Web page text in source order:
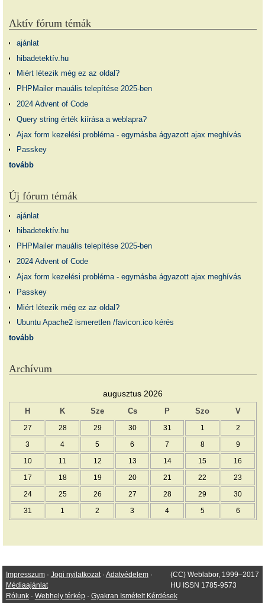
Aktív fórum témák
ajánlat
hibadetektív.hu
Miért létezik még ez az oldal?
PHPMailer mauális telepítése 2025-ben
2024 Advent of Code
Query string érték kiírása a weblapra?
Ajax form kezelési probléma - egymásba ágyazott ajax meghívás
Passkey
tovább
Új fórum témák
ajánlat
hibadetektív.hu
PHPMailer mauális telepítése 2025-ben
2024 Advent of Code
Ajax form kezelési probléma - egymásba ágyazott ajax meghívás
Passkey
Miért létezik még ez az oldal?
Ubuntu Apache2 ismeretlen /favicon.ico kérés
tovább
Archívum
augusztus 2026
H K Sze Cs P Szo V
27 28 29 30 31 1 2
3 4 5 6 7 8 9
10 11 12 13 14 15 16
17 18 19 20 21 22 23
24 25 26 27 28 29 30
31 1 2 3 4 5 6
(CC) Weblabor, 1999–2017
HU ISSN 1785-9573
Impresszum· Jogi nyilatkozat· Adatvédelem·
Médiaajánlat
Rólunk· Webhely térkép· Gyakran Ismételt Kérdések